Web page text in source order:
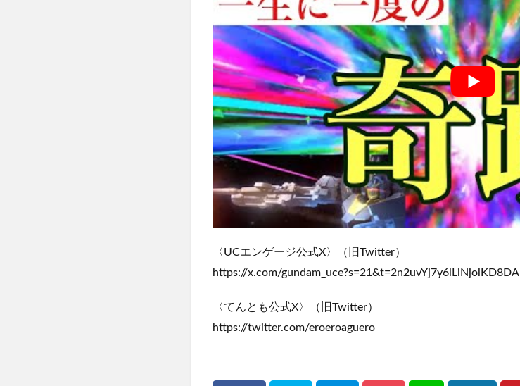
〈UCエンゲージ公式X〉（旧Twitter）
https://x.com/gundam_uce?s=21&t=2n2uvYj7y6lLiNjolKD8DA
〈てんとも公式X〉（旧Twitter）
https://twitter.com/eroeroaguero